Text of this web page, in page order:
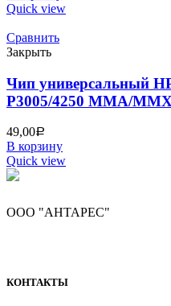
Quick view
Сравнить
Закрыть
Чип универсальный
P3005/4250 MMA/
49,00Р
В корзину
Quick view
ООО "АНТАРЕС"
КОНТАКТЫ